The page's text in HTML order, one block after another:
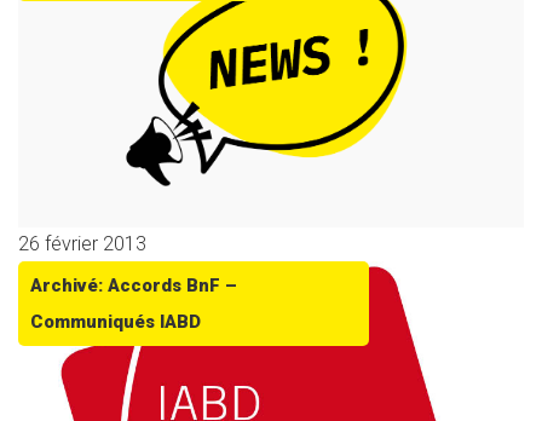
26 février 2013
Archivé: Accords BnF –
Communiqués IABD